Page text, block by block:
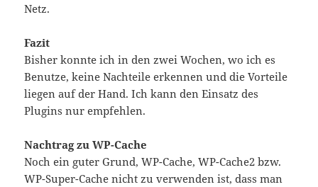
Netz.
Fazit
Bisher konnte ich in den zwei Wochen, wo ich es
Benutze, keine Nachteile erkennen und die Vorteile
liegen auf der Hand. Ich kann den Einsatz des
Plugins nur empfehlen.
Nachtrag zu WP-Cache
Noch ein guter Grund, WP-Cache, WP-Cache2 bzw.
WP-Super-Cache nicht zu verwenden ist, dass man